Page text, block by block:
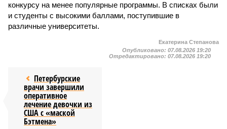
конкурсу на менее популярные программы. В списках были
и студенты с высокими баллами, поступившие в
различные университеты.
Екатерина Степанова
Опубликовано: 07.08.2026 19:20
Отредактировано: 07.08.2026 19:20
Петербурские
врачи завершили
оперативное
лечение девочки из
США с «маской
Бэтмена»